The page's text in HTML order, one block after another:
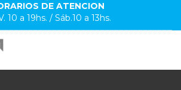
DE ATENCION
10 a 19hs. / Sáb.10 a 13hs.